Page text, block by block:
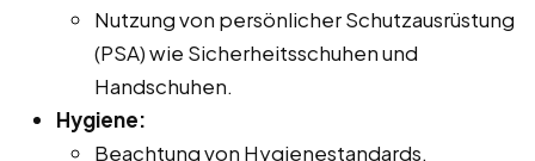
Nutzung von persönlicher Schutzausrüstung
(PSA) wie Sicherheitsschuhen und
Handschuhen.
Hygiene:
Beachtung von Hygienestandards,